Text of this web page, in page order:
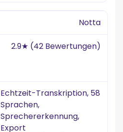
Notta
2.9★ (42 Bewertungen)
Echtzeit-Transkription, 58
Sprachen,
Sprechererkennung,
Export